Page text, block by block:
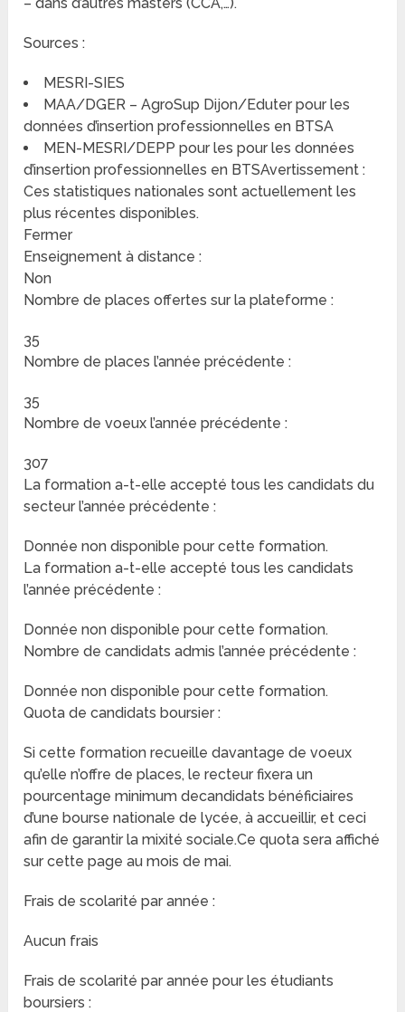
Sources :
MESRI-SIES
MAA/DGER – AgroSup Dijon/Eduter pour les
données d’insertion professionnelles en BTSA
MEN-MESRI/DEPP pour les pour les données
d’insertion professionnelles en BTSAvertissement :
Ces statistiques nationales sont actuellement les
plus récentes disponibles.
Fermer
Enseignement à distance :
Non
Nombre de places offertes sur la plateforme :
35
Nombre de places l’année précédente :
35
Nombre de voeux l’année précédente :
307
La formation a-t-elle accepté tous les candidats du
secteur l’année précédente :
Donnée non disponible pour cette formation.
La formation a-t-elle accepté tous les candidats
l’année précédente :
Donnée non disponible pour cette formation.
Nombre de candidats admis l’année précédente :
Donnée non disponible pour cette formation.
Quota de candidats boursier :
Si cette formation recueille davantage de voeux
qu’elle n’offre de places, le recteur fixera un
pourcentage minimum decandidats bénéficiaires
d’une bourse nationale de lycée, à accueillir, et ceci
afin de garantir la mixité sociale.Ce quota sera affiché
sur cette page au mois de mai.
Frais de scolarité par année :
Aucun frais
Frais de scolarité par année pour les étudiants
boursiers :